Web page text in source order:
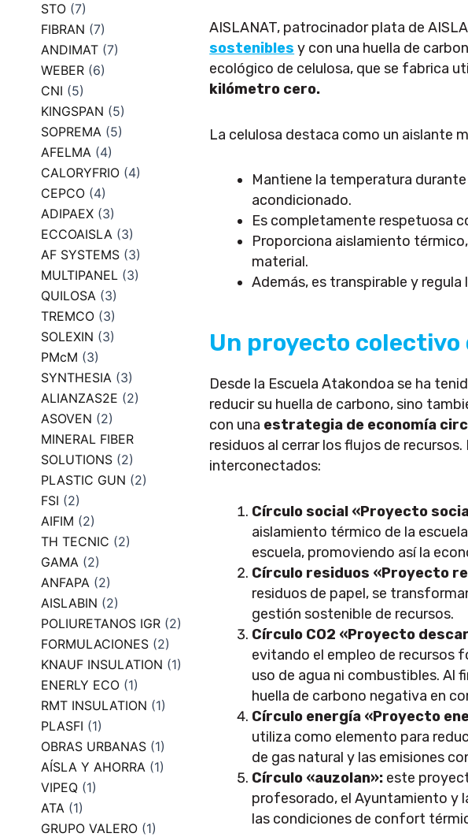
STO (7)
FIBRAN (7)
ANDIMAT (7)
WEBER (6)
CNI (5)
KINGSPAN (5)
SOPREMA (5)
AFELMA (4)
CALORYFRIO (4)
CEPCO (4)
ADIPAEX (3)
ECCOAISLA (3)
AF SYSTEMS (3)
MULTIPANEL (3)
QUILOSA (3)
TREMCO (3)
SOLEXIN (3)
PMcM (3)
SYNTHESIA (3)
ALIANZAS2E (2)
ASOVEN (2)
MINERAL FIBER
SOLUTIONS (2)
PLASTIC GUN (2)
FSI (2)
AIFIM (2)
TH TECNIC (2)
GAMA (2)
ANFAPA (2)
AISLABIN (2)
POLIURETANOS IGR (2)
FORMULACIONES (2)
KNAUF INSULATION (1)
ENERLY ECO (1)
RMT INSULATION (1)
PLASFI (1)
OBRAS URBANAS (1)
AÍSLA Y AHORRA (1)
VIPEQ (1)
ATA (1)
GRUPO VALERO (1)
AISLANAT, patrocinador plata de
sostenibles y con una huella de
ecológico de celulosa, que se fabrica
kilómetro cero.
La celulosa destaca como un aislante
Mantiene la temperatura
acondicionado.
Es completamente respetuosa
Proporciona aislamiento
material.
Además, es transpirable y
Un proyecto colectivo
Desde la Escuela Atakondoa se ha
reducir su huella de carbono, sino
con una estrategia de economía
residuos al cerrar los flujos de
interconectados:
Círculo social «Proyecto
aislamiento térmico de la
escuela, promoviendo así la
Círculo residuos «Proyecto
residuos de papel, se
gestión sostenible de recursos.
Círculo CO2 «Proyecto
evitando el empleo de recursos
uso de agua ni combustibles. Al
huella de carbono negativa en
Círculo energía «Proyecto
utiliza como elemento para
de gas natural y las emisiones
Círculo «auzolan»: este
profesorado, el Ayuntamiento y
las condiciones de confort